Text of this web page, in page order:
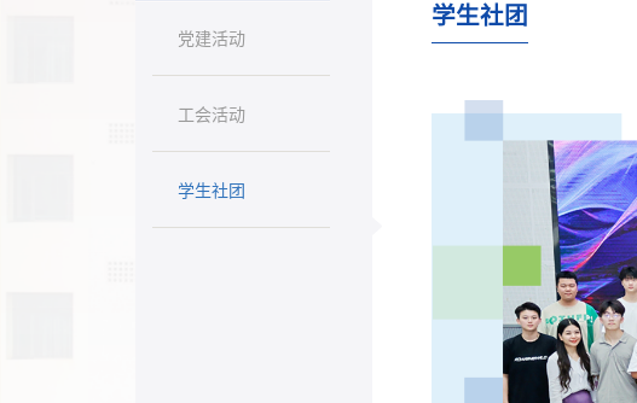
党建活动
工会活动
学生社团
学生社团